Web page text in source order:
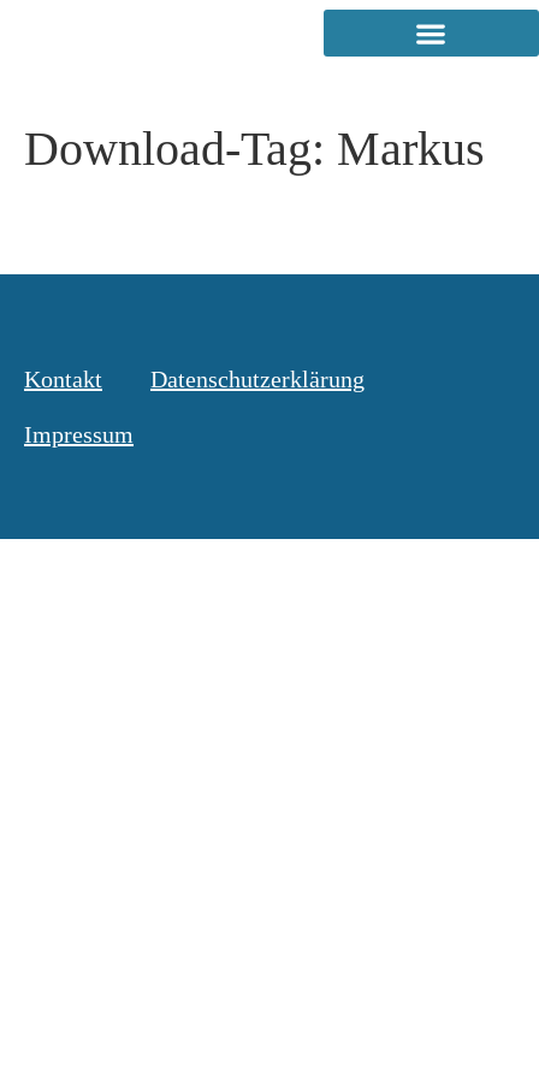
Download-Tag: Markus
Kontakt Datenschutzerklärung
Impressum